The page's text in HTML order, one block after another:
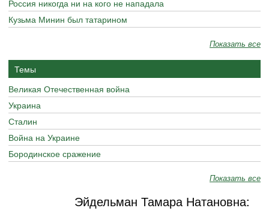
Россия никогда ни на кого не нападала
Кузьма Минин был татарином
Показать все
Темы
Великая Отечественная война
Украина
Сталин
Война на Украине
Бородинское сражение
Показать все
Эйдельман Тамара Натановна: